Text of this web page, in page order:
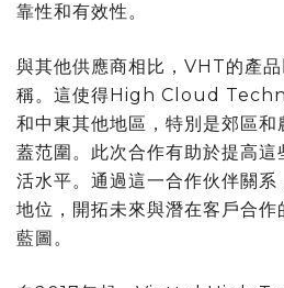
靠性和有效性。
與其他供應商相比，VHT的產
稱。這使得High Cloud
和中東其他地區，特別是郊區
蓋范圍。此次合作有助於提高這
活水平。通過這一合作伙伴關
地位，開拓未來與潛在客戶合
藍圖。